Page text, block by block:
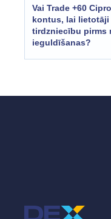
Vai Trade +60
kontus, lai
tirdzniecību pirms
ieguldīšanas?